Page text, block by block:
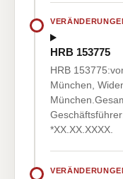
HRB 153775
HRB
München,
*XX.XX.XXXX.